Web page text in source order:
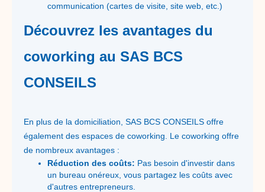
communication (cartes de visite, site web, etc.)
Découvrez les avantages du
coworking au SAS BCS
CONSEILS
En plus de la domiciliation, SAS BCS CONSEILS offre
également des espaces de coworking. Le coworking offre
de nombreux avantages :
Réduction des coûts: Pas besoin d'investir dans
un bureau onéreux, vous partagez les coûts avec
d'autres entrepreneurs.